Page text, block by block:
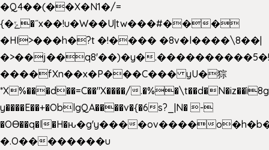
�Q4��(��X�N1�/=
{�ݻ�˝x��!u�W��U|tw���#���
�HI>���h�?t �!���� �8v�l����\8��|
�>��j��q8'��)�y�.����������5�!
����fXn��x�P���C��� yU�猔
*X%���d��=C��"X����/
y����E��+�OblgQA����v�{�6s?_|N� -
�OƟ��q�l�H�ԋ�g'y����ov����
�.O��������u